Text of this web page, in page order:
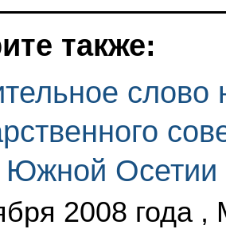
также:
слово
Южной Осетии
2008 года